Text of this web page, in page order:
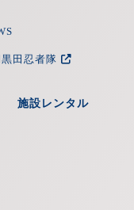
田忍者隊
施設レンタル